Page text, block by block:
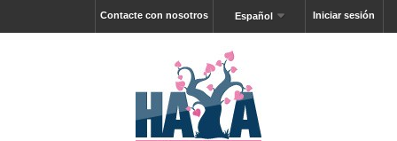
Iniciar sesión
Español
Contacte con nosotros